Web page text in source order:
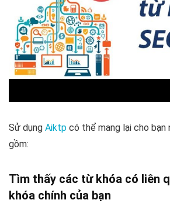
Sử dụng Aiktp có thể mang lại cho bạn
gồm:
Tìm thấy các từ khóa có liên
khóa chính của bạn